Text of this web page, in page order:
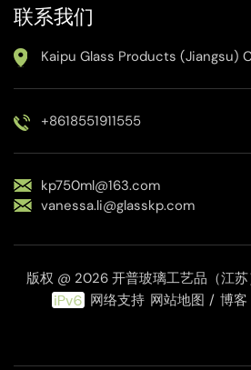
联系我们
Kaipu Glass Products (Jiangsu)
+8618551911555
kp750ml@163.com
vanessa.li@glasskp.com
版权 @ 2026 开普玻璃工艺品（江
网络支持 网站地图 / 博客